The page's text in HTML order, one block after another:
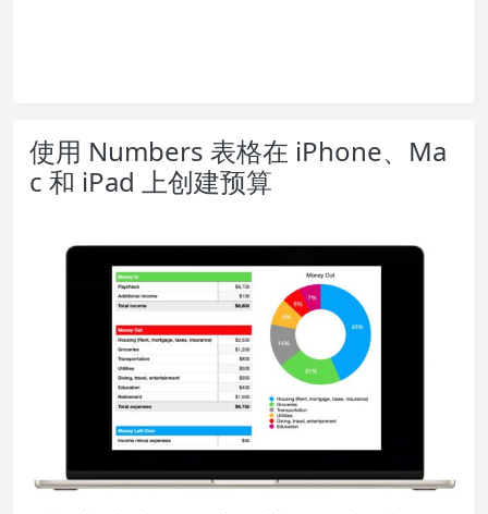
使用 Numbers 表格在 iPhone、Ma
c 和 iPad 上创建预算